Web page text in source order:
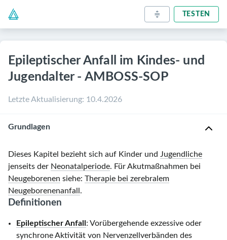
TESTEN
Epileptischer Anfall im Kindes- und
Jugendalter - AMBOSS-SOP
Letzte Aktualisierung: 10.4.2026
Grundlagen
Dieses Kapitel bezieht sich auf Kinder und Jugendliche
jenseits der Neonatalperiode. Für Akutmaßnahmen bei
Neugeborenen siehe: Therapie bei zerebralem
Neugeborenenanfall .
Definitionen
Epileptischer Anfall : Vorübergehende exzessive oder
synchrone Aktivität von Nervenzellverbänden des